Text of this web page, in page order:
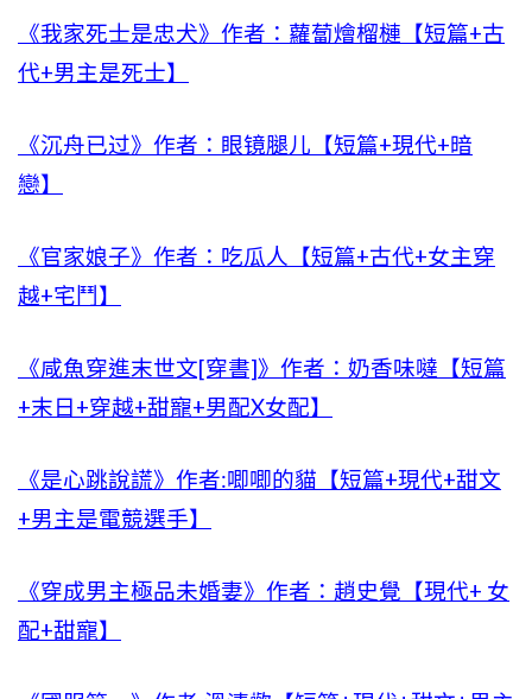
《我家死士是忠犬》作者：蘿蔔燴榴槤【短篇+古
代+男主是死士】
《沉舟已过》作者：眼镜腿儿【短篇+現代+暗
戀】
《官家娘子》作者：吃瓜人【短篇+古代+女主穿
越+宅鬥】
《咸魚穿進末世文[穿書]》作者：奶香味噠【短篇
+末日+穿越+甜寵+男配X女配】
《是心跳說謊》作者:唧唧的貓【短篇+現代+甜文
+男主是電競選手】
《穿成男主極品未婚妻》作者：趙史覺【現代+ 女
配+甜寵】